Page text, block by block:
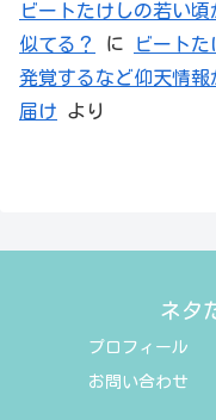
ビートたけしの若い
似てる？
に
ビート
発覚するなど仰天情
届け より
ネタ
プロフィール
お問い合わせ